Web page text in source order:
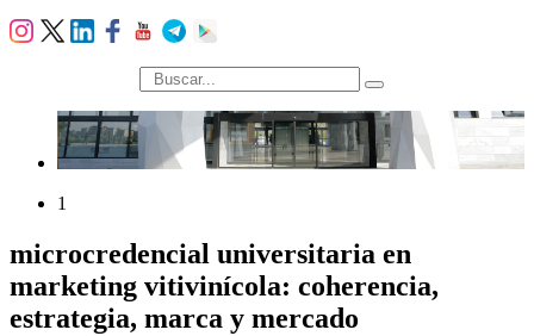
búsqueda
1
microcredencial universitaria en
marketing vitivinícola: coherencia,
estrategia, marca y mercado